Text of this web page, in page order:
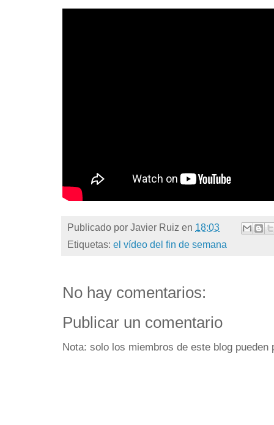
Publicado por Javier Ruiz en 18:03
Etiquetas: el vídeo del fin de semana
No hay comentarios:
Publicar un comentario
Nota: solo los miembros de este blog pueden